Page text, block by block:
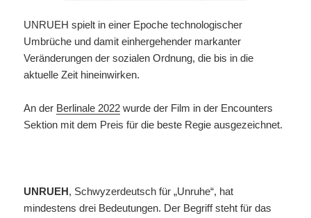
UNRUEH spielt in einer Epoche technologischer
Umbrüche und damit einhergehender markanter
Veränderungen der sozialen Ordnung, die bis in die
aktuelle Zeit hineinwirken.
An der Berlinale 2022 wurde der Film in der Encounters
Sektion mit dem Preis für die beste Regie ausgezeichnet.
UNRUEH, Schwyzerdeutsch für „Unruhe“, hat
mindestens drei Bedeutungen. Der Begriff steht für das